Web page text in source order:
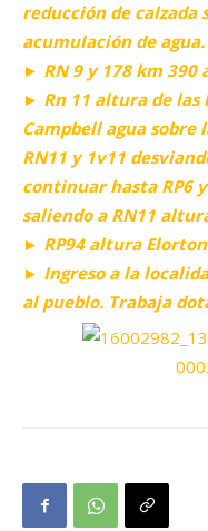
reducción de calzada
acumulación de agua.
► RN 9 y 178 km 390
► Rn 11 altura de las
Campbell agua sobre
RN11 y 1v11
continuar hasta RP6
saliendo a RN11
► RP94 altura
► Ingreso a la
al pueblo. Trabaja